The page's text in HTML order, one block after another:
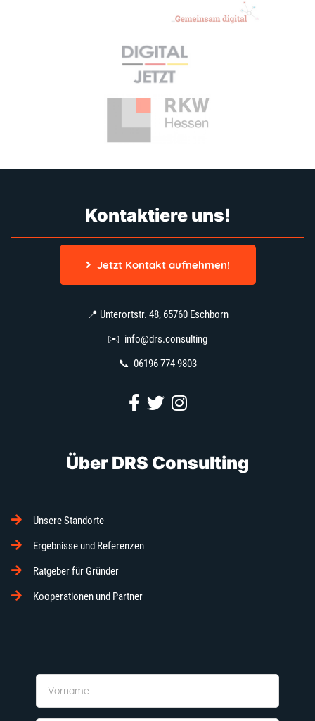
Kontaktiere uns!
Jetzt Kontakt aufnehmen!
📍 Unterortstr. 48, 65760 Eschborn
✉️ info@drs.consulting
📞 06196 774 9803
Über DRS Consulting
Unsere Standorte
Ergebnisse und Referenzen
Ratgeber für Gründer
Kooperationen und Partner